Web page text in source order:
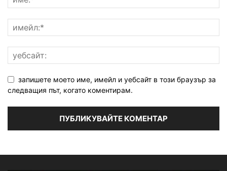
запишете моето име, имейл и уебсайт в този браузър за
следващия път, когато коментирам.